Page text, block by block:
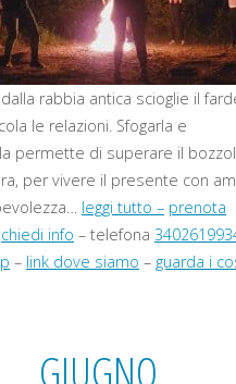
rabbia antica scioglie il
le relazioni. Sfogarla e
permette di superare il
per vivere il presente con
leggi tutto – prenota
chiedi info – telefona
– link dove siamo – guarda i
GIUGNO